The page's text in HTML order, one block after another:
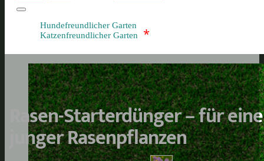
Hundefreundlicher Garten
Katzenfreundlicher Garten
*
Rasen-Starterdünger – für
junger Rasenpflanzen